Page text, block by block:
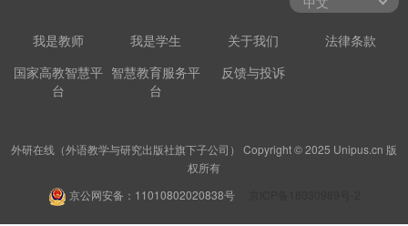
我是教师 我是学生 关于我们
法律条款
国家高教智慧平
台
智慧教育服务平
台
反馈与投诉
外研在线（外语教学与研究出版社旗下子公司） Copyright © 2025 Unipus.cn 版
权所有
京公网安备：11010802020838号